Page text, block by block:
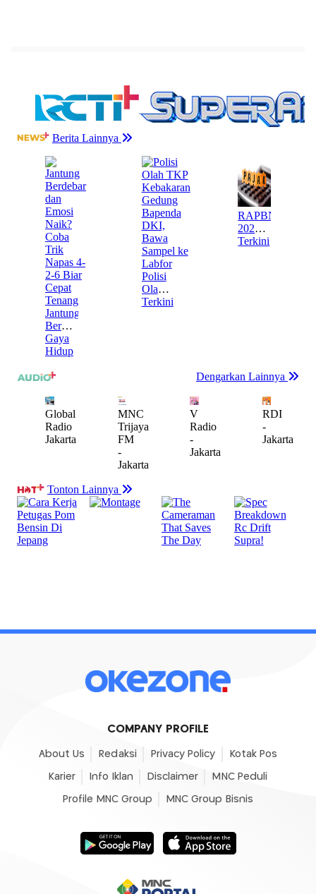
COMPANY PROFILE
About Us Redaksi Privacy Policy Kotak Pos
Karier Info Iklan Disclaimer MNC Peduli
Profile MNC Group MNC Group Bisnis